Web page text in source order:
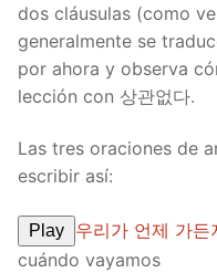
dos cláusulas (como
generalmente se
por ahora y observa
lección con 상관없다.
Las tres oraciones de
escribir así:
Play 우리가 언제 가든
cuándo vayamos